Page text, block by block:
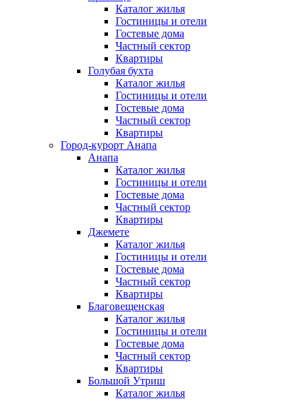
Каталог жилья
Гостиницы и отели
Гостевые дома
Частный сектор
Квартиры
Голубая бухта
Каталог жилья
Гостиницы и отели
Гостевые дома
Частный сектор
Квартиры
Город-курорт Анапа
Анапа
Каталог жилья
Гостиницы и отели
Гостевые дома
Частный сектор
Квартиры
Джемете
Каталог жилья
Гостиницы и отели
Гостевые дома
Частный сектор
Квартиры
Благовещенская
Каталог жилья
Гостиницы и отели
Гостевые дома
Частный сектор
Квартиры
Большой Утриш
Каталог жилья